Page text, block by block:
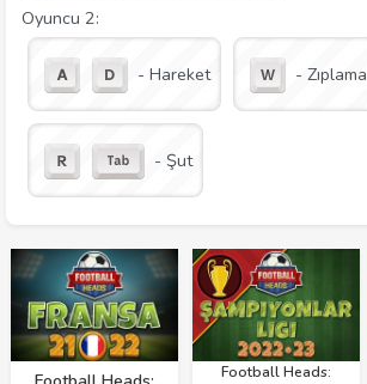
Oyuncu 2:
- Hareket - Zıplama
- Şut
Football Heads: